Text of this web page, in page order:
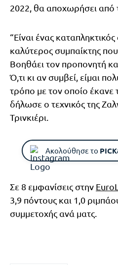
2022, θα αποχωρήσει από
“Είναι ένας
καλύτερος συμπαίκτης που
Βοηθάει τον προπονητή
Ό,τι κι αν συμβεί, είμαι
τρόπο με τον οποίο έκανε
δήλωσε ο τεχνικός της
Τρινκιέρι.
Ακολούθησε το
Σε 8 εμφανίσεις στην
3,9 πόντους και 1,0
συμμετοχής ανά ματς.